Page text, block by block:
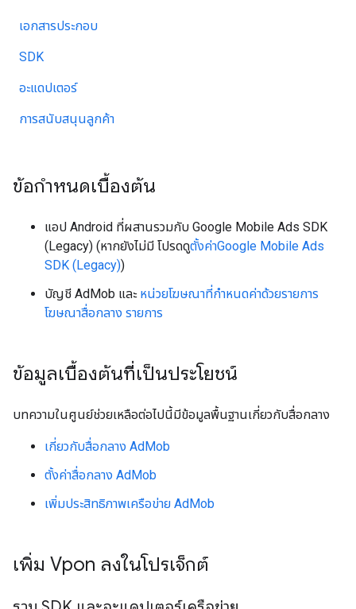
เอกสารประกอบ
SDK
อะแดปเตอร์
การสนับสนุนลูกค้า
ข้อกำหนดเบื้องต้น
แอป Android ที่ผสานรวมกับ Google Mobile Ads SDK
(Legacy) (หากยังไม่มี โปรดดูตั้งค่าGoogle Mobile Ads
SDK (Legacy))
บัญชี AdMob และ หน่วยโฆษณาที่กำหนดค่าด้วยรายการ
โฆษณาสื่อกลาง รายการ
ข้อมูลเบื้องต้นที่เป็นประโยชน์
บทความในศูนย์ช่วยเหลือต่อไปนี้มีข้อมูลพื้นฐานเกี่ยวกับสื่อกลาง
เกี่ยวกับสื่อกลาง AdMob
ตั้งค่าสื่อกลาง AdMob
เพิ่มประสิทธิภาพเครือข่าย AdMob
เพิ่ม Vpon ลงในโปรเจ็กต์